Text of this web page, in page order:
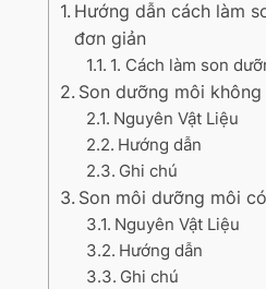
Hướng dẫn cách làm
đơn giản
1. Cách làm son
Son dưỡng môi
Nguyên Vật Liệu
Hướng dẫn
Ghi chú
Son môi dưỡng môi
Nguyên Vật Liệu
Hướng dẫn
Ghi chú